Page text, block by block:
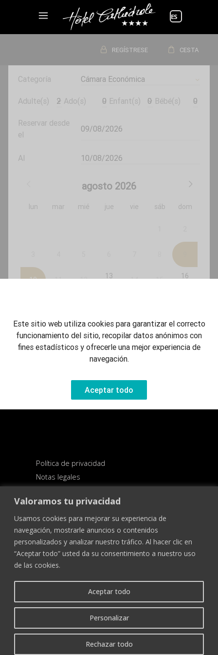
Valoramos tu privacidad
Usamos cookies para mejorar su experiencia de
navegación, mostrarle anuncios o contenidos
personalizados y analizar nuestro tráfico. Al hacer clic en
“Aceptar todo” usted da su consentimiento a nuestro uso
de las cookies.
Personalizar
Rechazar todo
Aceptar todo
Elegir
Política de privacidad
Notas legales
12-13 place de la Cathédrale
67000 STRASBOURG
FRANCE
+ 33 (0)3 88 22 12 12